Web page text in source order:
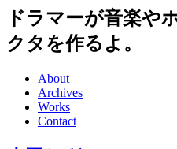
ドラマーが音楽や
クタを作るよ。
About
Archives
Works
Contact